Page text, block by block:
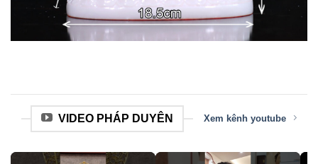
VIDEO PHÁP DUYÊN Xem kênh youtube